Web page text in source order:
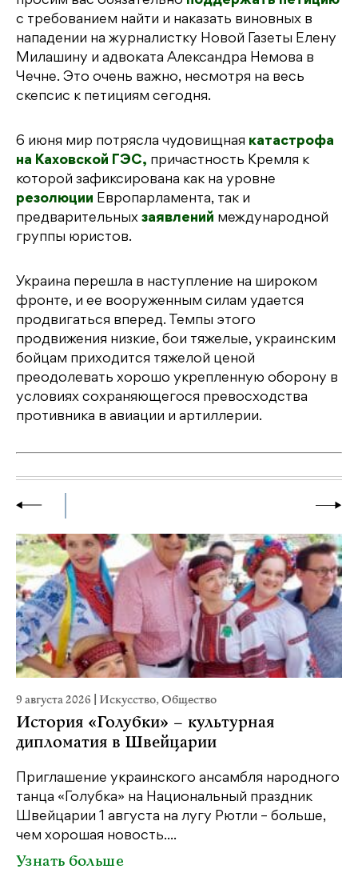
с требованием найти и наказать виновных в
нападении на журналистку Новой Газеты Елену
Милашину и адвоката Александра Немова в
Чечне. Это очень важно, несмотря на весь
скепсис к петициям сегодня.
6 июня мир потрясла чудовищная катастрофа
на Каховской ГЭС, причастность Кремля к
которой зафиксирована как на уровне
резолюции Европарламента, так и
предварительных заявлений международной
группы юристов.
Украина перешла в наступление на широком
фронте, и ее вооруженным силам удается
продвигаться вперед. Темпы этого
продвижения низкие, бои тяжелые, украинским
бойцам приходится тяжелой ценой
преодолевать хорошо укрепленную оборону в
условиях сохраняющегося превосходства
противника в авиации и артиллерии.
9 августа 2026 Искусство,Общество
История «Голубки» – культурная
дипломатия в Швейцарии
Приглашение украинского ансамбля народного
танца «Голубка» на Национальный праздник
Швейцарии 1 августа на лугу Рютли – больше,
чем хорошая новость....
Узнать больше